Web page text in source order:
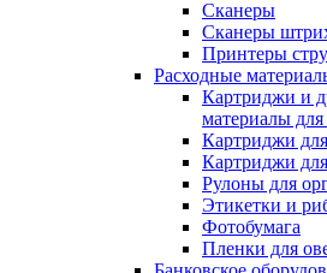
Сканеры
Сканеры
Принтеры
Расходные
Картриджи и
материалы
Картриджи
Картриджи
Рулоны для
Этикетки и
Фотобумага
Пленки для